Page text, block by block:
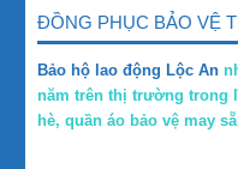
ĐỒNG PHỤC BẢO VỆ
Bảo hộ lao động Lộc An
năm trên thị trường trong
hè, quần áo bảo vệ may